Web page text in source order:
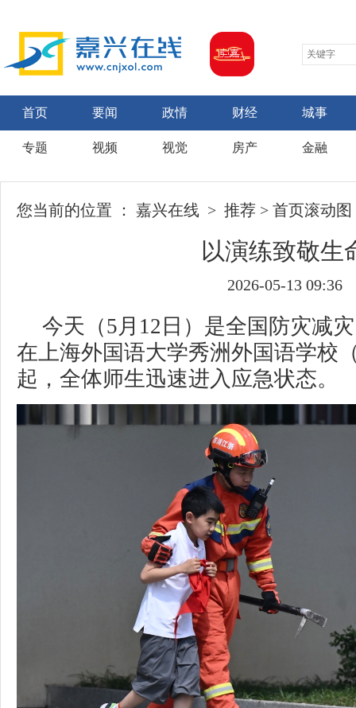
首页 要闻 政情 财经 城事
专题 视频 视觉 房产 金融
您当前的位置 ： 嘉兴在线 > 推荐 > 首页滚动图
以演练致敬生
2026-05-13 09:36
今天（5月12日）是全国防灾减
在上海外国语大学秀洲外国语学校
起，全体师生迅速进入应急状态。